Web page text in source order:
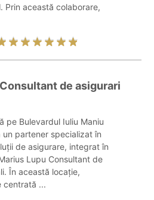
Prin această colaborare,
de asigurari
pe Bulevardul Iuliu Maniu
partener specializat în
de asigurare, integrat în
Lupu Consultant de
În această locație,
centrată ...